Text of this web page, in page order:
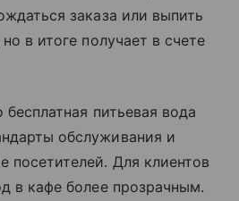
заказа или выпить
в итоге получает в счете
бесплатная питьевая вода
обслуживания и
посетителей. Для клиентов
в кафе более прозрачным.